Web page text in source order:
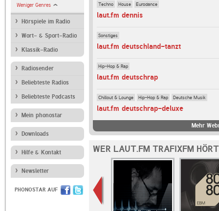
Weniger Genres
Hörspiele im Radio
Wort- & Sport-Radio
Klassik-Radio
Radiosender
Beliebteste Radios
Beliebteste Podcasts
Mein phonostar
Downloads
Hilfe & Kontakt
Newsletter
PHONOSTAR AUF
Techno House Eurodance
laut.fm dennis
Sonstiges
laut.fm deutschland-tanzt
Hip-Hop & Rap
laut.fm deutschrap
Chillout & Lounge Hip-Hop & Rap Deutsche Musik
laut.fm deutschrap-deluxe
Mehr
WER LAUT.FM TRAFIXFM